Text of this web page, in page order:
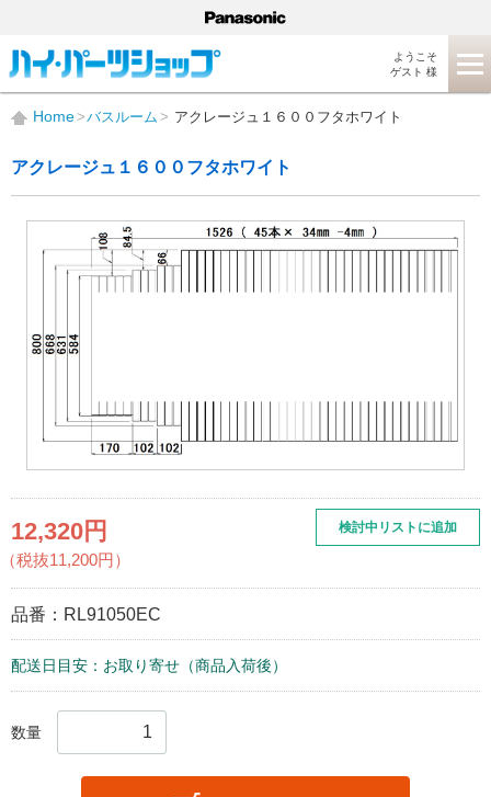
ようこそ
ゲスト 様
Home バスルーム アクレージュ１６００フタホワイト
アクレージュ１６００フタホワイト
12,320円
（税抜11,200円）
品番： RL91050EC
配送日目安：お取り寄せ（商品入荷後）
検討中リストに追加
数量